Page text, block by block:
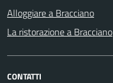
Alloggiare a Bracciano
La ristorazione a Bracciano
CONTATTI